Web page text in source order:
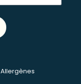
Allergènes